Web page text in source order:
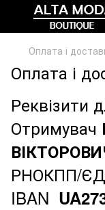
Оплата і
Оплата і
Реквізити
Отримувач
РНОКПП/
IBAN